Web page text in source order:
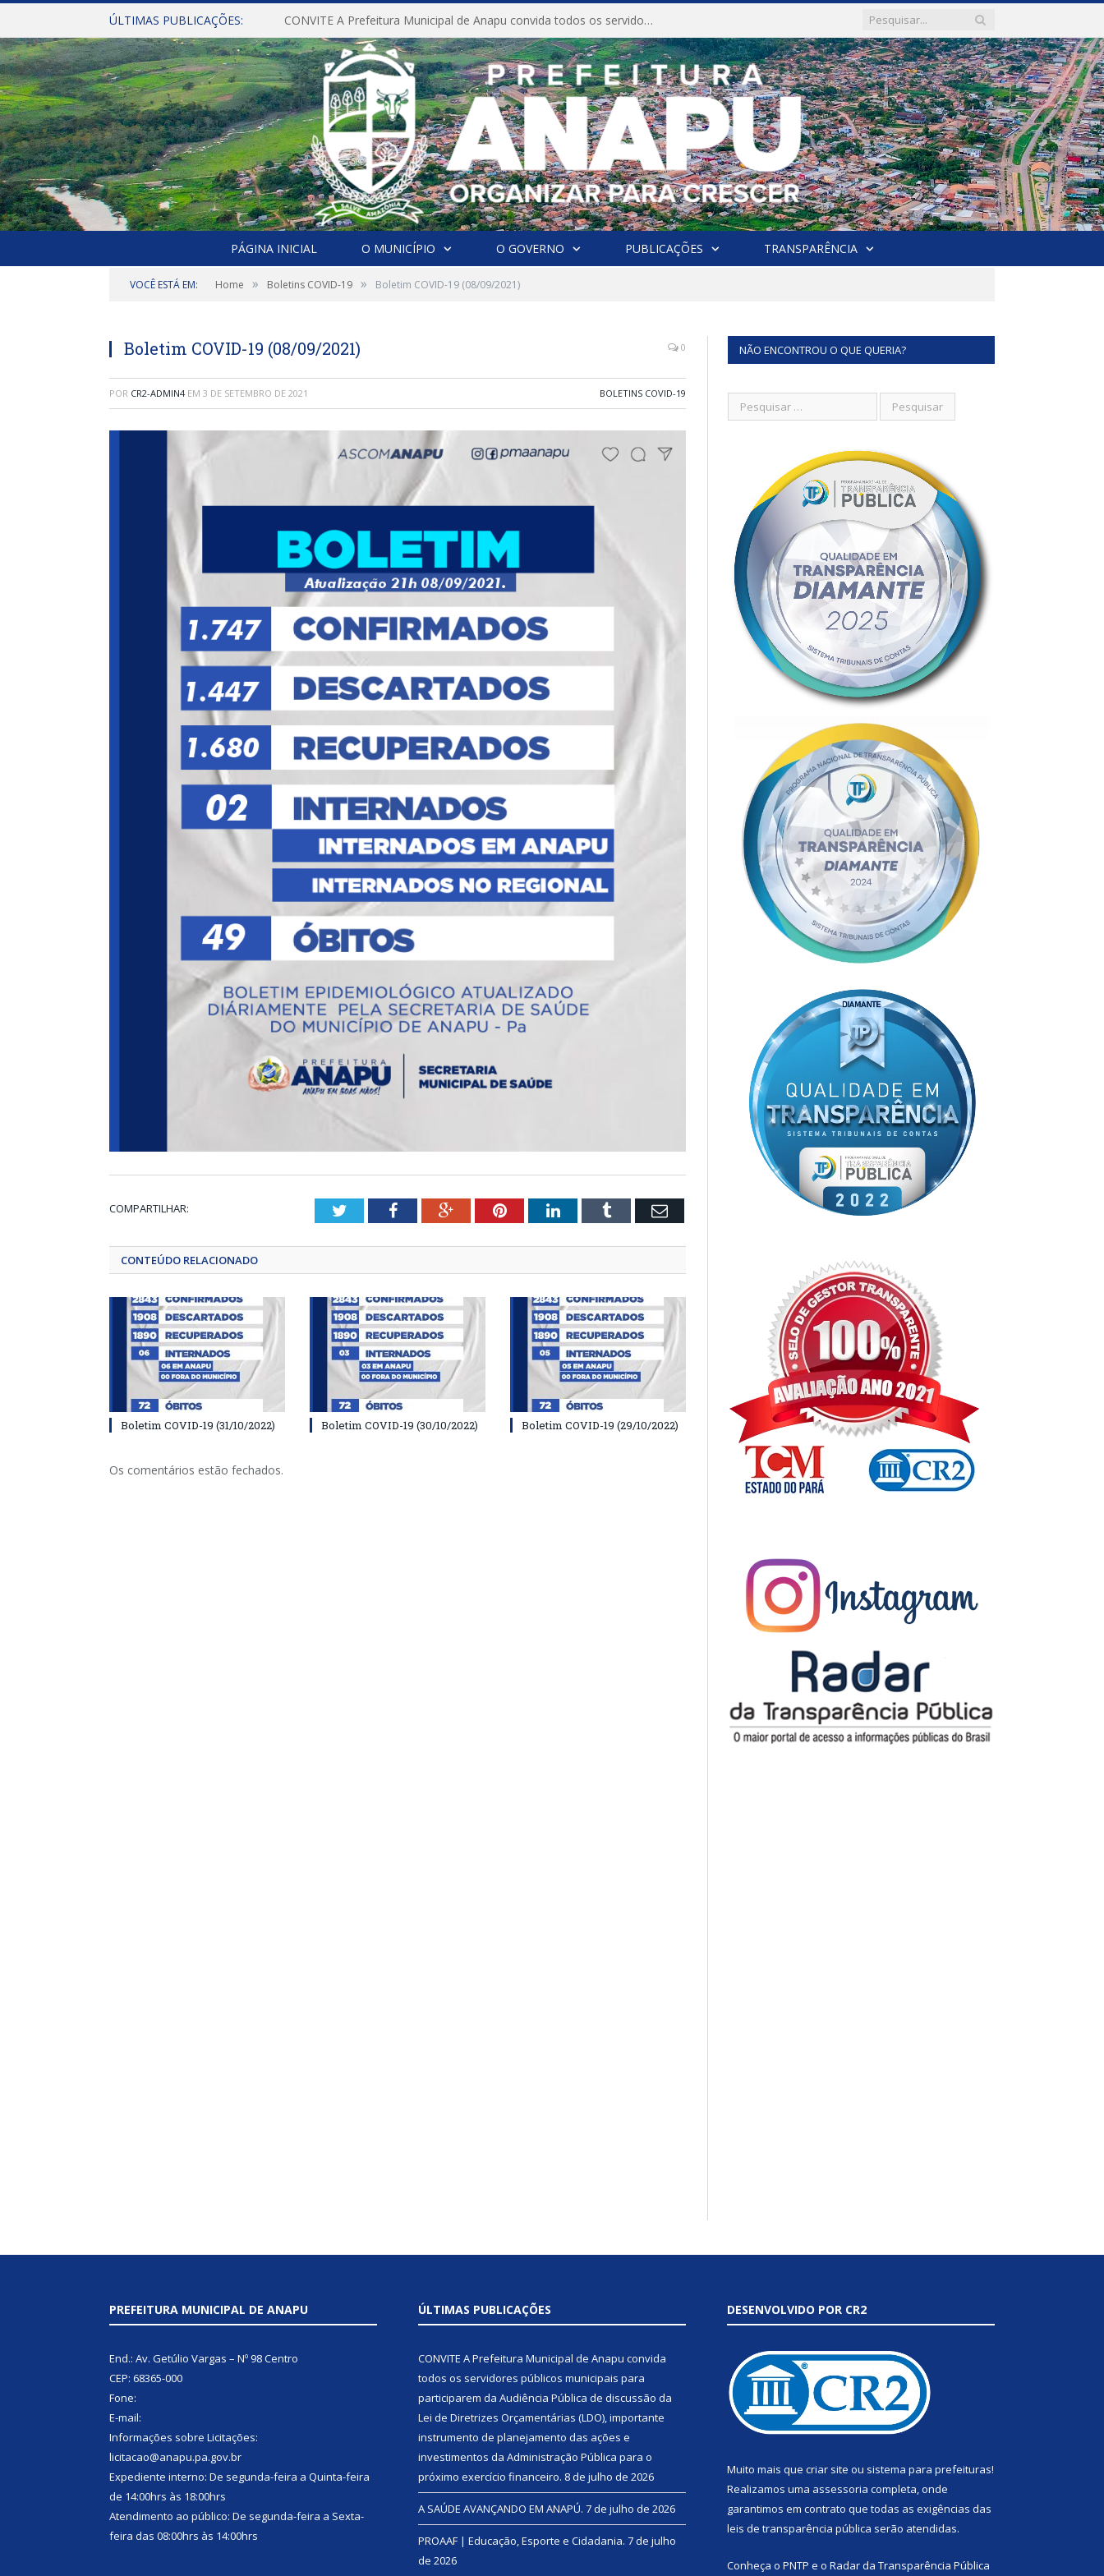
ÚLTIMAS PUBLICAÇÕES: CONVITE A Prefeitura Municipal de Anapu convida todos os servidores públicos municipais para participarem da Audiência Pública de discussão da Lei de Diretrizes Orçamentárias (LDO), importante instrumento de planejamento das ações e investimentos da Administração Pública para o próximo exercício financeiro.
PÁGINA INICIAL O MUNICÍPIO O GOVERNO PUBLICAÇÕES TRANSPARÊNCIA
VOCÊ ESTÁ EM: Home » Boletins COVID-19 » Boletim COVID-19 (08/09/2021)
Boletim COVID-19 (08/09/2021) 0
POR CR2-ADMIN4 EM 3 DE SETEMBRO DE 2021 BOLETINS COVID-19
COMPARTILHAR: TwitterFacebookGoogle+PinterestLinkedInTumblr Email
CONTEÚDO RELACIONADO
Boletim COVID-19 (31/10/2022) Boletim COVID-19 (30/10/2022) Boletim COVID-19 (29/10/2022)
Os comentários estão fechados.
NÃO ENCONTROU O QUE QUERIA?
PREFEITURA MUNICIPAL DE ANAPU
End.: Av. Getúlio Vargas – Nº 98 Centro
CEP: 68365-000
Fone:
E-mail:
Informações sobre Licitações:
licitacao@anapu.pa.gov.br
Expediente interno: De segunda-feira a Quinta-feira
de 14:00hrs às 18:00hrs
Atendimento ao público: De segunda-feira a Sexta-
feira das 08:00hrs às 14:00hrs
ÚLTIMAS PUBLICAÇÕES
CONVITE A Prefeitura Municipal de Anapu convida
todos os servidores públicos municipais para
participarem da Audiência Pública de discussão da
Lei de Diretrizes Orçamentárias (LDO), importante
instrumento de planejamento das ações e
investimentos da Administração Pública para o
próximo exercício financeiro. 8 de julho de 2026
A SAÚDE AVANÇANDO EM ANAPÚ. 7 de julho de 2026
PROAAF | Educação, Esporte e Cidadania. 7 de julho
de 2026
DESENVOLVIDO POR CR2
Muito mais que criar site ou sistema para prefeituras!
Realizamos uma assessoria completa, onde
garantimos em contrato que todas as exigências das
leis de transparência pública serão atendidas.
Conheça o PNTP e o Radar da Transparência Pública